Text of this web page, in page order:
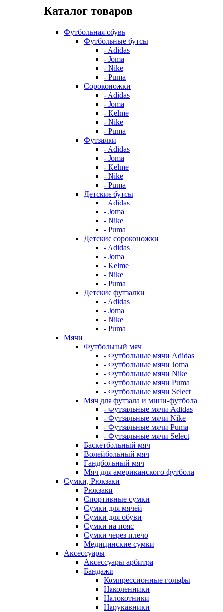
Каталог товаров
Футбольная обувь
Футбольные бутсы
- Adidas
- Joma
- Nike
- Puma
Сороконожки
- Adidas
- Joma
- Kelme
- Nike
- Puma
Футзалки
- Adidas
- Joma
- Kelme
- Nike
- Puma
Детские бутсы
- Adidas
- Joma
- Nike
- Puma
Детские сороконожки
- Adidas
- Joma
- Kelme
- Nike
- Puma
Детские футзалки
- Adidas
- Joma
- Nike
- Puma
Мячи
Футбольный мяч
- Футбольные мячи Adidas
- Футбольные мячи Joma
- Футбольные мячи Nike
- Футбольные мячи Puma
- Футбольные мячи Select
Мяч для футзала и мини-футбола
- Футзальные мячи Adidas
- Футзальные мячи Nike
- Футзальные мячи Puma
- Футзальные мячи Select
Баскетбольный мяч
Волейбольный мяч
Гандбольный мяч
Мяч для американского футбола
Сумки, Рюкзаки
Рюкзаки
Спортивные сумки
Сумки для мячей
Сумки для обуви
Сумки на пояс
Сумки через плечо
Медицинские сумки
Аксессуары
Аксессуары арбитра
Бандажи
Компрессионные гольфы
Наколенники
Налокотники
Нарукавники